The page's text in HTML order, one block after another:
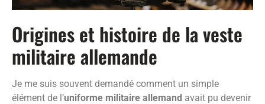
Origines et histoire de la veste
militaire allemande
Je me suis souvent demandé comment un simple
élément de l’uniforme militaire allemand avait pu devenir